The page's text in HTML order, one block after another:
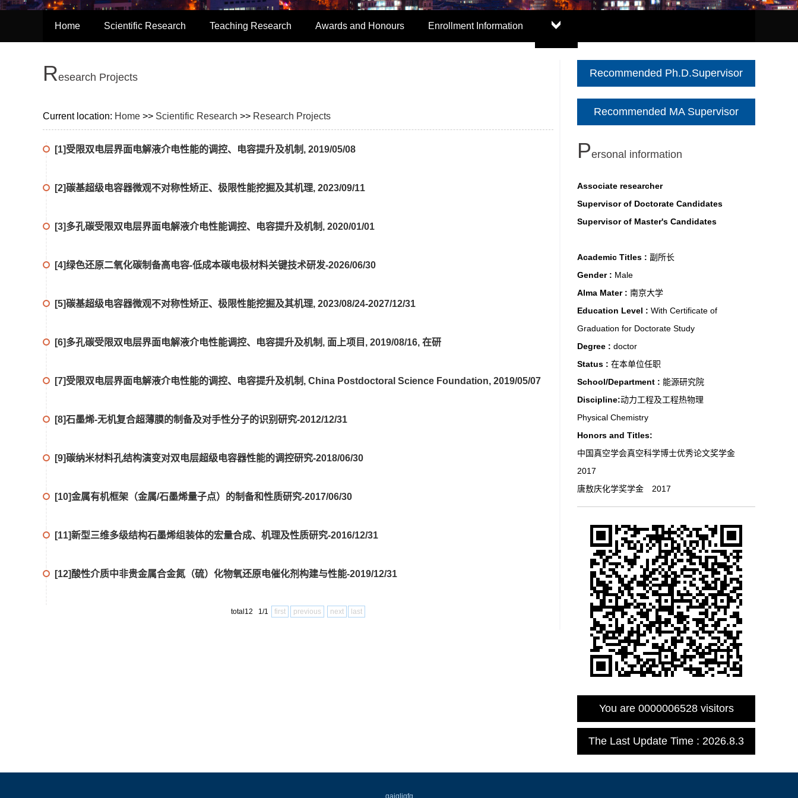
Home Scientific Research Teaching Research Awards and Honours Enrollment Information
Research Projects
Current location: Home >> Scientific Research >> Research Projects
[1]受限双电层界面电解液介电性能的调控、电容提升及机制, 2019/05/08
[2]碳基超级电容器微观不对称性矫正、极限性能挖掘及其机理, 2023/09/11
[3]多孔碳受限双电层界面电解液介电性能调控、电容提升及机制, 2020/01/01
[4]绿色还原二氧化碳制备高电容-低成本碳电极材料关键技术研发-2026/06/30
[5]碳基超级电容器微观不对称性矫正、极限性能挖掘及其机理, 2023/08/24-2027/12/31
[6]多孔碳受限双电层界面电解液介电性能调控、电容提升及机制, 面上项目, 2019/08/16, 在研
[7]受限双电层界面电解液介电性能的调控、电容提升及机制, China Postdoctoral Science Foundation, 2019/05/07
[8]石墨烯-无机复合超薄膜的制备及对手性分子的识别研究-2012/12/31
[9]碳纳米材料孔结构演变对双电层超级电容器性能的调控研究-2018/06/30
[10]金属有机框架（金属/石墨烯量子点）的制备和性质研究-2017/06/30
[11]新型三维多级结构石墨烯组装体的宏量合成、机理及性质研究-2016/12/31
[12]酸性介质中非贵金属合金氮（硫）化物氧还原电催化剂构建与性能-2019/12/31
total12 1/1 first previous next last
Recommended Ph.D.Supervisor
Recommended MA Supervisor
Personal information
Associate researcher
Supervisor of Doctorate Candidates
Supervisor of Master's Candidates
Academic Titles : 副所长
Gender : Male
Alma Mater : 南京大学
Education Level : With Certificate of
Graduation for Doctorate Study
Degree : doctor
Status : 在本单位任职
School/Department : 能源研究院
Discipline:动力工程及工程热物理
Physical Chemistry
Honors and Titles:
中国真空学会真空科学博士优秀论文奖学金
2017
唐敖庆化学奖学金 2017
You are 0000006528visitors
The Last Update Time : 2026.8.3
gajgljgfg